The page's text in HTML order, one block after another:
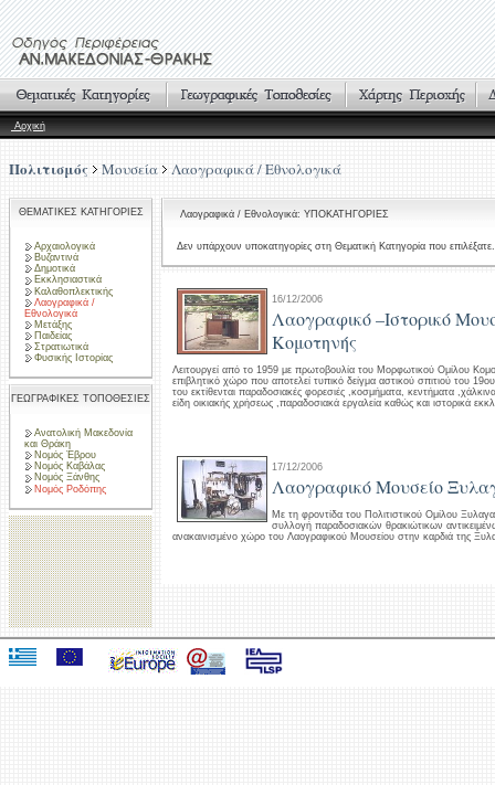
Αρχική
Πολιτισμός Μουσεία Λαογραφικά / Εθνολογικά
ΘΕΜΑΤΙΚΕΣ ΚΑΤΗΓΟΡΙΕΣ
Αρχαιολογικά
Βυζαντινά
Δημοτικά
Εκκλησιαστικά
Καλαθοπλεκτικής
Λαογραφικά /
Εθνολογικά
Μετάξης
Παιδείας
Στρατιωτικά
Φυσικής Ιστορίας
ΓΕΩΓΡΑΦΙΚΕΣ ΤΟΠΟΘΕΣΙΕΣ
Ανατολική Μακεδονία
και Θράκη
Νομός Έβρου
Νομός Καβάλας
Νομός Ξάνθης
Νομός Ροδόπης
Λαογραφικά / Εθνολογικά: ΥΠΟΚΑΤΗΓΟΡΙΕΣ
Δεν υπάρχουν υποκατηγορίες στη Θεματική Κατηγορία που επιλέξατε.
16/12/2006
Λαογραφικό –Ιστορικό
Κομοτηνής
Λειτουργεί από το 1959 με πρωτοβουλία του Μορφωτικού Ομίλου
επιβλητικό χώρο που αποτελεί τυπικό δείγμα αστικού σπιτιού του
του εκτίθενται παραδοσιακές φορεσιές ,κοσμήματα, κεντήματα
είδη οικιακής χρήσεως ,παραδοσιακά εργαλεία καθώς και ιστορικά
17/12/2006
Λαογραφικό Μουσείο
Με τη φροντίδα του Πολιτιστικού Ομίλου
συλλογή παραδοσιακών θρακιώτικων
ανακαινισμένο χώρο του Λαογραφικού Μουσείου στην καρδιά της